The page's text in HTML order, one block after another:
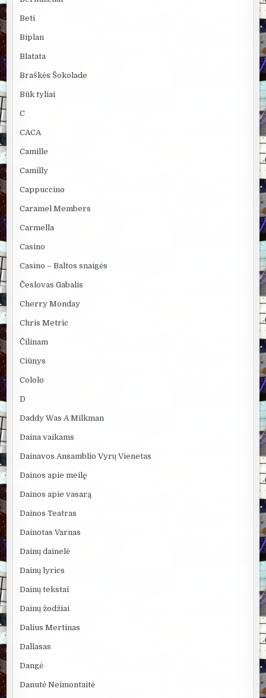
Beti
Biplan
Blatata
Braškės Šokolade
Būk tyliai
C
CACA
Camille
Camilly
Cappuccino
Caramel Members
Carmella
Casino
Casino – Baltos snaigės
Česlovas Gabalis
Cherry Monday
Chris Metric
Čilinam
Ciūnys
Cololo
D
Daddy Was A Milkman
Daina vaikams
Dainavos Ansamblio Vyrų Vienetas
Dainos apie meilę
Dainos apie vasarą
Dainos Teatras
Dainotas Varnas
Dainų dainelė
Dainų lyrics
Dainų tekstai
Dainų žodžiai
Dalius Mertinas
Dallasas
Dangė
Danutė Neimontaitė